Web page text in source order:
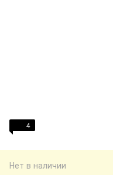
4
Нет в наличии